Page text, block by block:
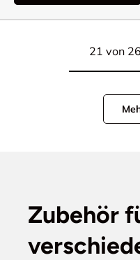
21 von
Zubehör